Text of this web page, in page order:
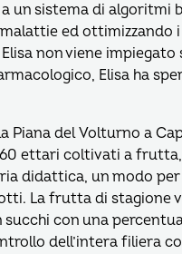
un sistema di algoritmi
ed ottimizzando
non viene
Elisa ha
Piana del Volturno a
ettari coltivati a frutta,
didattica, un modo
La frutta di stagione
con una
dell’intera filiera